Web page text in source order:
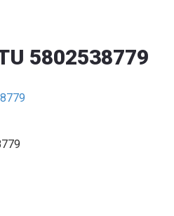
5802538779